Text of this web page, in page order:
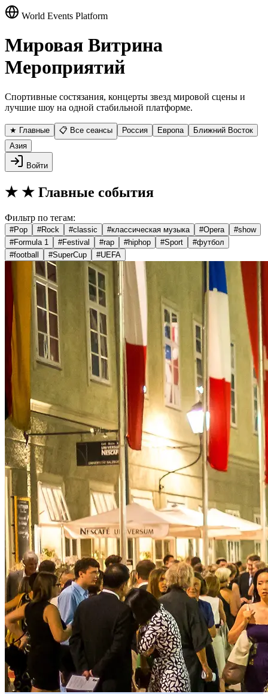
World Events Platform
Мировая Витрина
Мероприятий
Спортивные состязания, концерты звезд мировой сцены и
лучшие шоу на одной стабильной платформе.
★ Главные 📋 Все сеансы Россия Европа
Ближний Восток
Азия
Войти
★ ★ Главные события
Фильтр по тегам:
#Pop #Rock #classic #классическая музыка #Opera #show
#Formula 1 #Festival #rap #hiphop #Sport #футбол
#football #SuperCup #UEFA